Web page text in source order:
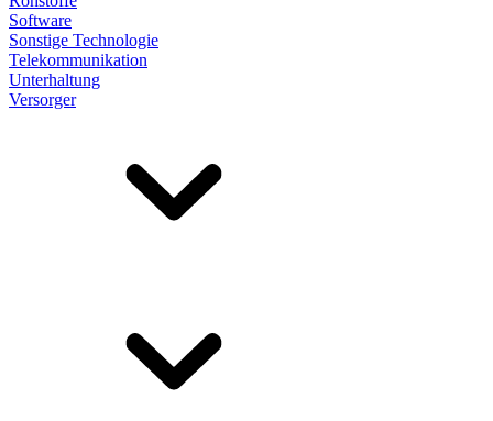
Software
Sonstige Technologie
Telekommunikation
Unterhaltung
Versorger